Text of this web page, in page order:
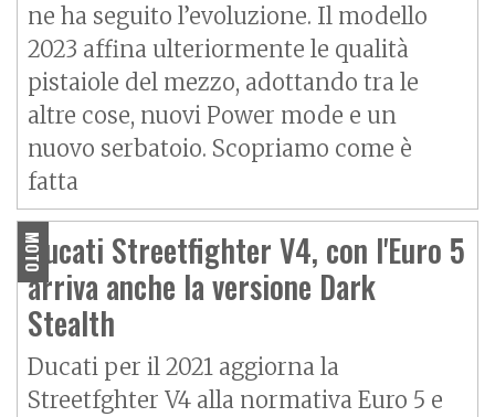
ne ha seguito l’evoluzione. Il modello
2023 affina ulteriormente le qualità
pistaiole del mezzo, adottando tra le
altre cose, nuovi Power mode e un
nuovo serbatoio. Scopriamo come è
fatta
MOTO
Ducati Streetfighter V4, con l'Euro 5
arriva anche la versione Dark
Stealth
Ducati per il 2021 aggiorna la
Streetfghter V4 alla normativa Euro 5 e